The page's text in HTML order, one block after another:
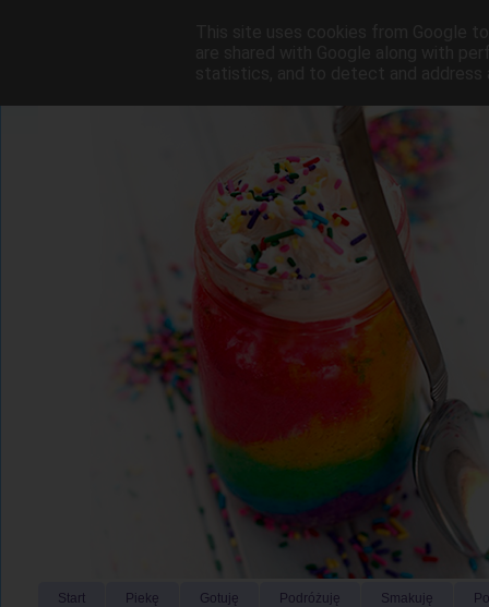
Start Piekę Gotuję Podróżuję Smakuję